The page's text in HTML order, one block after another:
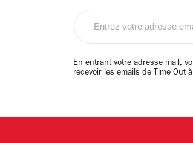
email
En entrant votre adresse mail,
recevoir les emails de Time Out